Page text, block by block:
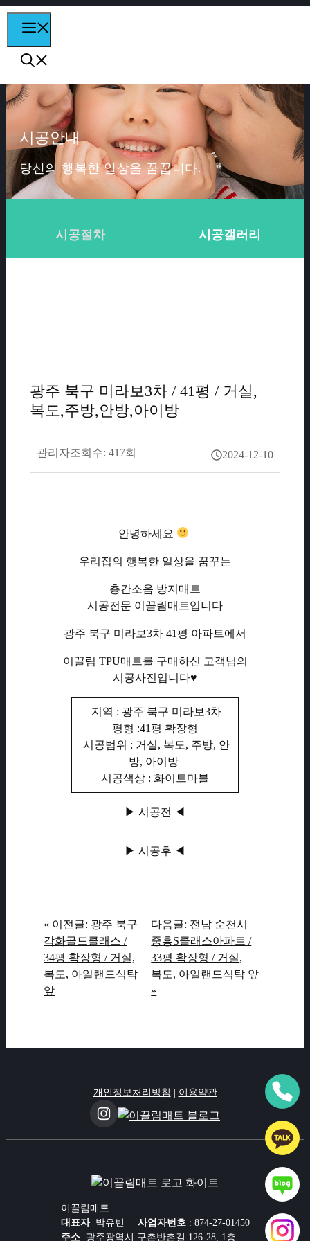
컨텐츠로
건너뛰기
시공안내
당신의 행복한 일상을 꿈꿉니다.
시공절차 시공갤러리
광주 북구 미라보3차 / 41평 / 거실,
복도,주방,안방,아이방
관리자조회수: 417회 2024-12-10
안녕하세요
우리집의 행복한 일상을 꿈꾸는
층간소음 방지매트
시공전문 이끌림매트입니다
광주 북구 미라보3차 41평 아파트에서
이끌림 TPU매트를 구매하신 고객님의
시공사진입니다♥
지역 : 광주 북구 미라보3차
평형 :41평 확장형
시공범위 : 거실, 복도, 주방, 안
방, 아이방
시공색상 : 화이트마블
▶ 시공전 ◀
▶ 시공후 ◀
« 이전글: 광주 북구
각화골드클래스 /
34평 확장형 / 거실,
복도, 아일랜드식탁
앞
다음글: 전남 순천시
중흥S클래스아파트 /
33평 확장형 / 거실,
복도, 아일랜드식탁 앞
»
개인정보처리방침 | 이용약관
이끌림매트
대표자박유빈 | 사업자번호 : 874-27-01450
주소광주광역시 구촌반촌길 126-28, 1층